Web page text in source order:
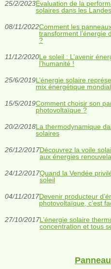
25/2/2023Évaluation de la
solaires dans les
08/11/2022Comment les
transforment l’énergie
?
11/12/2020Le soleil : L’avenir
l’humanité !
25/6/2019L’énergie solaire
mix énergétique mondial
15/5/2019Comment choisir son
photovoltaïque ?
20/2/2018La thermodynamique
solaires
26/12/2017Découvrez la voile
aux énergies
24/12/2017Quand la Vendée
soleil
04/11/2017Devenir producteur
photovoltaïque, c’est
27/10/2017L’énergie solaire
concentration et tous